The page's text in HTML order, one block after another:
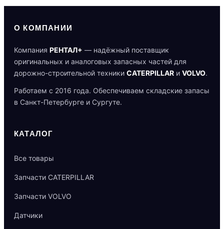
О КОМПАНИИ
Компания РЕНТАЛ+ — надёжный поставщик
оригинальных и аналоговых запасных частей для
дорожно-строительной техники CATERPILLAR и VOLVO.
Работаем с 2016 года. Обеспечиваем складские запасы
в Санкт-Петербурге и Сургуте.
КАТАЛОГ
Все товары
Запчасти CATERPILLAR
Запчасти VOLVO
Датчики